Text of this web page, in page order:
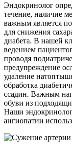
Эндокринолог
течение, наличие
важным является
для снижения
диабета. В нашей
ведением
проводя
предупреждение
удаление
обработка
ссадин. Важным
обуви из
Наши
ангиопатии